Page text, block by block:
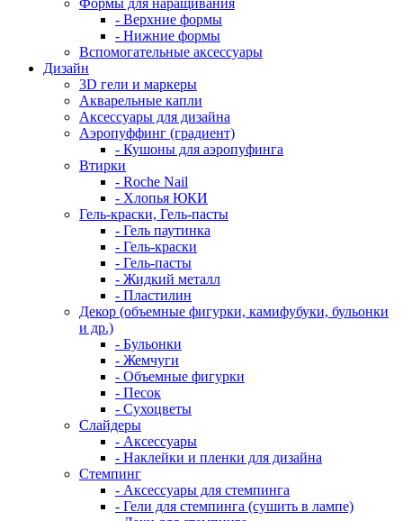
Формы для наращивания
- Верхние формы
- Нижние формы
Вспомогательные аксессуары
Дизайн
3D гели и маркеры
Акварельные капли
Аксессуары для дизайна
Аэропуффинг (градиент)
- Кушоны для аэропуфинга
Втирки
- Roche Nail
- Хлопья ЮКИ
Гель-краски, Гель-пасты
- Гель паутинка
- Гель-краски
- Гель-пасты
- Жидкий металл
- Пластилин
Декор (объемные фигурки, камифубуки, бульонки
и др.)
- Бульонки
- Жемчуги
- Объемные фигурки
- Песок
- Сухоцветы
Слайдеры
- Аксессуары
- Наклейки и пленки для дизайна
Стемпинг
- Аксессуары для стемпинга
- Гели для стемпинга (сушить в лампе)